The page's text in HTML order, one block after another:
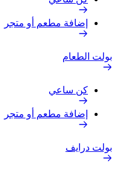
إضافة مطعم أو متجر
الطعام
كن ساعي
إضافة مطعم أو متجر
درايف